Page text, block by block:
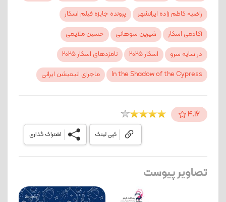
راضیه کاظم زاده ایرانشهر
پرونده جایزه فیلم اسکار
آکادمی اسکار
شیرین سوهانی
حسین ملایمی
در سایه سرو
اسکار 2025
نامزدهای اسکار 2025
In the Shadow of the Cypress
ماجرای انیمیشن ایرانی
4.16
اشتراک گذاری کپی لینک
تصاویر پیوست